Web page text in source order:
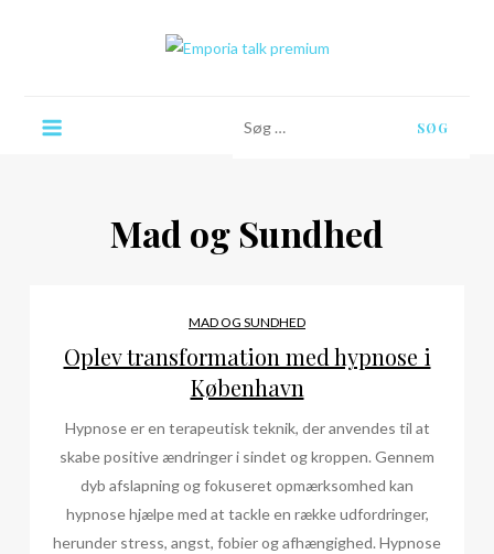
efter:
Mad og Sundhed
MAD OG SUNDHED
Oplev transformation med hypnose i
København
Hypnose er en terapeutisk teknik, der anvendes til at
skabe positive ændringer i sindet og kroppen. Gennem
dyb afslapning og fokuseret opmærksomhed kan
hypnose hjælpe med at tackle en række udfordringer,
herunder stress, angst, fobier og afhængighed. Hypnose